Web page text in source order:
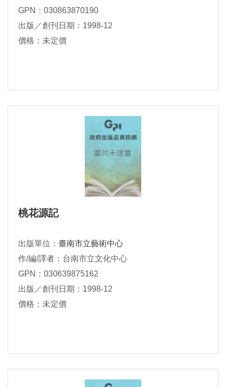
GPN：030863870190
出版／創刊日期：1998-12
價格：未定價
桃花源記
出版單位： 臺南市立藝術中心
作/編/譯者：台南市立文化中心
GPN：030639875162
出版／創刊日期：1998-12
價格：未定價